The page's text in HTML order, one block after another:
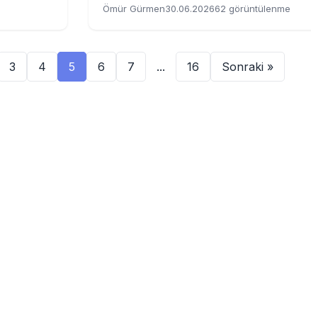
Ömür Gürmen30.06.202662 görüntülenme
3 4 5 6 7 ... 16 Sonraki »